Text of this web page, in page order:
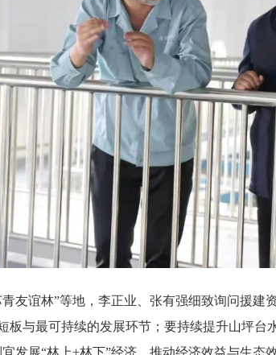
友谊林”等地，李正业、张有强细致询问援建
板与最可持续的发展环节；要持续提升山坪